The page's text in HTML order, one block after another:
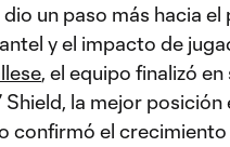
un paso más hacia
y el impacto de
, el equipo finalizó
Shield, la mejor
confirmó el